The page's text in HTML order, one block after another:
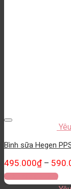
Bình sữa Hegen
495.000₫ –
Thêm vào giỏ hàng